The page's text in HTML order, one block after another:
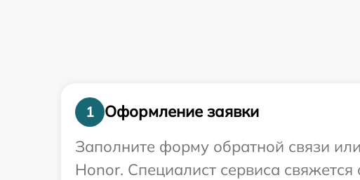
1
Оформление заявки
Заполните форму обратной связи
Honor. Специалист сервиса